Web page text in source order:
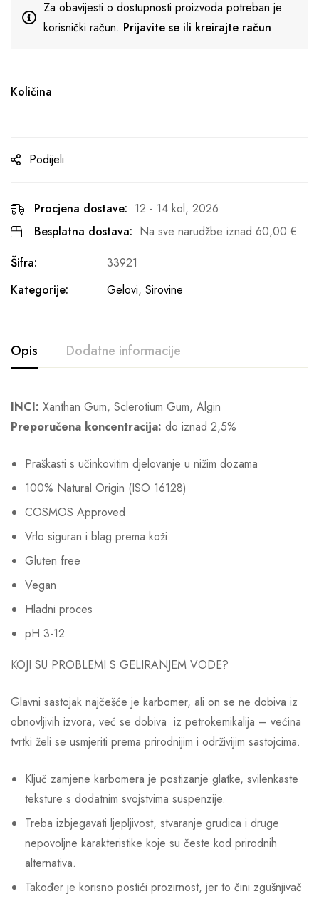
Za obavijesti o dostupnosti proizvoda potreban je
korisnički račun. Prijavite se ili kreirajte račun
Količina
Podijeli
Procjena dostave: 12 - 14 kol, 2026
Besplatna dostava: Na sve narudžbe iznad 60,00 €
Šifra:
33921
Kategorije:
Gelovi, Sirovine
Opis Dodatne informacije
INCI: Xanthan Gum, Sclerotium Gum, Algin
Preporučena koncentracija: do iznad 2,5%
Praškasti s učinkovitim djelovanje u nižim dozama
100% Natural Origin (ISO 16128)
COSMOS Approved
Vrlo siguran i blag prema koži
Gluten free
Vegan
Hladni proces
pH 3-12
KOJI SU PROBLEMI S GELIRANJEM VODE?
Glavni sastojak najčešće je karbomer, ali on se ne dobiva iz
obnovljivih izvora, već se dobiva iz petrokemikalija – većina
tvrtki želi se usmjeriti prema prirodnijim i održivijim sastojcima.
Ključ zamjene karbomera je postizanje glatke, svilenkaste
teksture s dodatnim svojstvima suspenzije.
Treba izbjegavati ljepljivost, stvaranje grudica i druge
nepovoljne karakteristike koje su česte kod prirodnih
alternativa.
Također je korisno postići prozirnost, jer to čini zgušnjivač